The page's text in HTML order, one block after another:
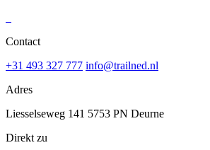
Contact
+31 493 327 777 info@trailned.nl
Adres
Liesselseweg 141 5753 PN Deurne
Direkt zu